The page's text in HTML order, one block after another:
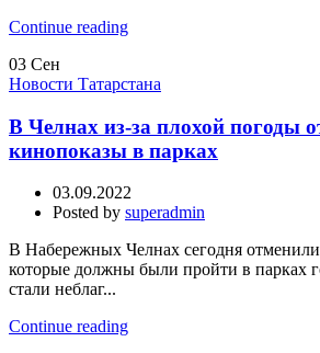
Continue reading
03 Сен
Новости Татарстана
В Челнах из-за плохой погоды
кинопоказы в парках
03.09.2022
Posted by superadmin
В Набережных Челнах сегодня
которые должны были пройти в парках
стали неблаг...
Continue reading